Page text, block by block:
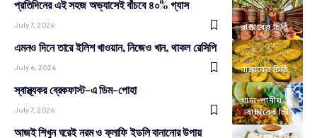
রান্নাঘরের চিঠি
প্রতিদিনের এই সহজ অভ্যাসেই বাঁচবে ৪০% গ্যাস
July 7, 2026
রান্নাঘরের চিঠি
এমনও দিনে তারে ইলিশ খাওয়ান, নিজেও খান, থাকল রেসিপি
July 6, 2026
খাদ্য-পানীয়
রান্নাঘরের চিঠি
স্বাস্থ্যকর ব্রেকফাস্ট-এ ডিম-পোহা
July 7, 2026
আজই শিখুন ঘরেই নরম ও ফ্লাফি ইডলি বানানোর উপায়